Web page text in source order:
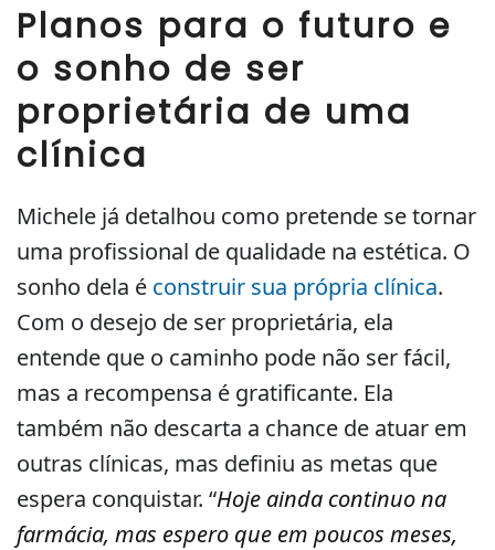
Planos para o futuro e
o sonho de ser
proprietária de uma
clínica
Michele já detalhou como pretende se tornar
uma profissional de qualidade na estética. O
sonho dela é construir sua própria clínica.
Com o desejo de ser proprietária, ela
entende que o caminho pode não ser fácil,
mas a recompensa é gratificante. Ela
também não descarta a chance de atuar em
outras clínicas, mas definiu as metas que
espera conquistar. “Hoje ainda continuo na
farmácia, mas espero que em poucos meses,